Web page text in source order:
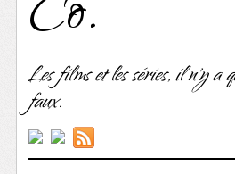
Co.
Les films et les séries, il n'y a
faux.